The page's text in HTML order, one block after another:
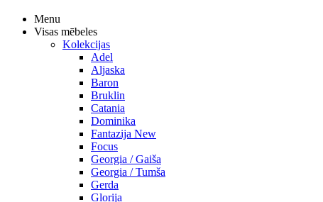
Menu
Visas mēbeles
Kolekcijas
Adel
Aljaska
Baron
Bruklin
Catania
Dominika
Fantazija New
Focus
Georgia / Gaiša
Georgia / Tumša
Gerda
Glorija